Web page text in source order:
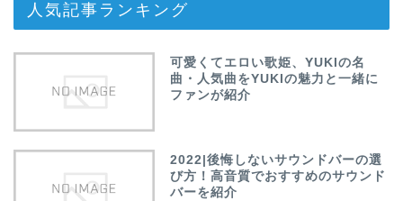
人気記事ランキング
可愛くてエロい歌姫、YUKIの名
曲・人気曲をYUKIの魅力と一緒に
ファンが紹介
2022|後悔しないサウンドバーの選
び方！高音質でおすすめのサウンド
バーを紹介